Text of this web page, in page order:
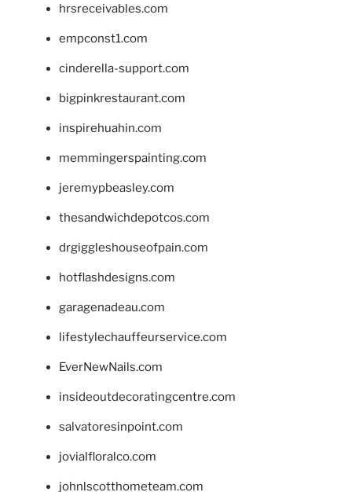
hrsreceivables.com
empconst1.com
cinderella-support.com
bigpinkrestaurant.com
inspirehuahin.com
memmingerspainting.com
jeremypbeasley.com
thesandwichdepotcos.com
drgiggleshouseofpain.com
hotflashdesigns.com
garagenadeau.com
lifestylechauffeurservice.com
EverNewNails.com
insideoutdecoratingcentre.com
salvatoresinpoint.com
jovialfloralco.com
johnlscotthometeam.com